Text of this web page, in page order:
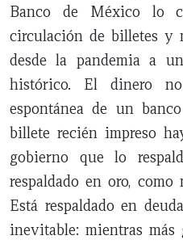
Banco de México lo
circulación de billetes y
desde la pandemia a
histórico. El dinero
espontánea de un
billete recién impreso
gobierno que lo
respaldado en oro, como
Está respaldado en
inevitable: mientras más